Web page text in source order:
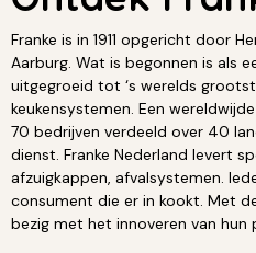
Franke is in 1911 opgericht door
Aarburg. Wat is begonnen is als
uitgegroeid tot ‘s werelds
keukensystemen. Een
70 bedrijven verdeeld over 40
dienst. Franke Nederland levert
afzuigkappen, afvalsystemen.
consument die er in kookt. Met
bezig met het innoveren van hun